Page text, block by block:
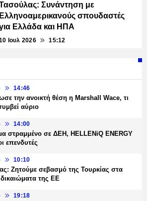
Συνάντηση με
Ελληνοαμερικανούς σπουδαστές
Ελλάδα και ΗΠΑ
Ιουλ 2026 15:12
14:46
την ανοικτή θέση η Marshall Wace, τι
αύριο
14:00
στραμμένο σε ΔΕΗ, HELLENiQ ENERGY
επενδυτές
10:10
Ζητούμε σεβασμό της Τουρκίας στα
δικαιώματα της ΕΕ
19:18